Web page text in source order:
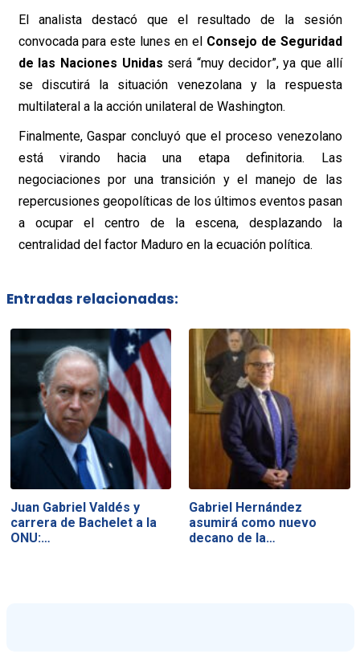
El analista destacó que el resultado de la sesión
convocada para este lunes en el Consejo de Seguridad
de las Naciones Unidas será “muy decidor”, ya que allí
se discutirá la situación venezolana y la respuesta
multilateral a la acción unilateral de Washington.
Finalmente, Gaspar concluyó que el proceso venezolano
está virando hacia una etapa definitoria. Las
negociaciones por una transición y el manejo de las
repercusiones geopolíticas de los últimos eventos pasan
a ocupar el centro de la escena, desplazando la
centralidad del factor Maduro en la ecuación política.
Entradas relacionadas:
Juan Gabriel Valdés y
carrera de Bachelet a la
ONU:…
Gabriel Hernández
asumirá como nuevo
decano de la…